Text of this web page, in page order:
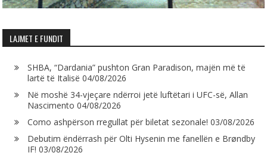
LAJMET E FUNDIT
SHBA, “Dardania” pushton Gran Paradison, majën më të
lartë të Italisë 04/08/2026
Në moshë 34-vjeçare ndërroi jetë luftëtari i UFC-së, Allan
Nascimento 04/08/2026
Como ashpërson rregullat për biletat sezonale! 03/08/2026
Debutim ëndërrash për Olti Hysenin me fanellën e Brøndby
IF! 03/08/2026